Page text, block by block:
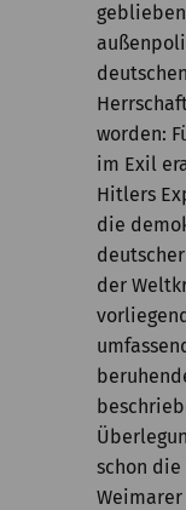
worden:
im Exil
Hitlers
die
der
schon